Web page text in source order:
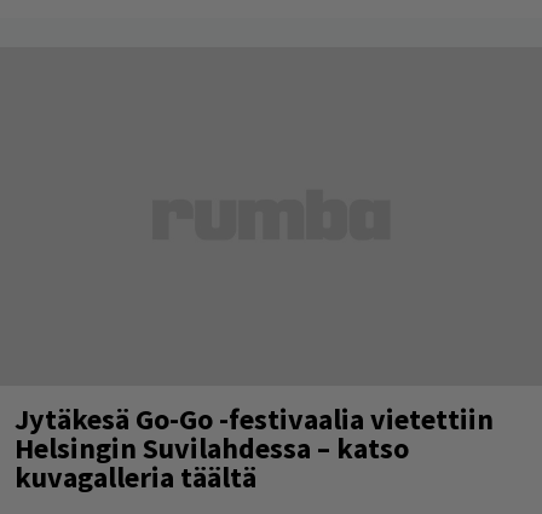
Jytäkesä Go-Go -festivaalia vietettiin
Helsingin Suvilahdessa – katso
kuvagalleria täältä